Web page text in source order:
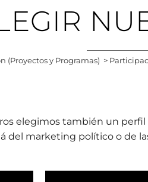
(Proyectos y Programas) >
elegimos también un
del marketing político o de